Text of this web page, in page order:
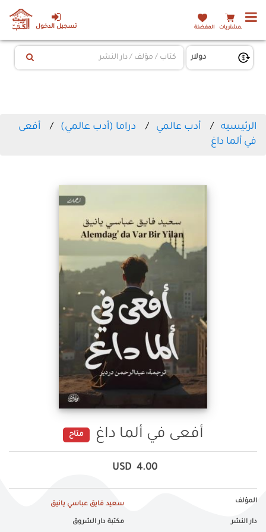
تسجيل الدخول المشتريات المفضلة
الرئيسيه أدب عالمي دراما (أدب عالمي)
أفعى
في ألما داغ
أفعى في ألما داغ متاح
4.00
USD
المؤلف سعيد فايق عباسي يانيق
دار النشر مكتبة دار الشروق